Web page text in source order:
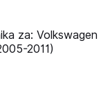
za: Volkswagen
2011)